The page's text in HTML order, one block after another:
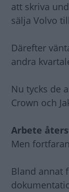
att skriva
sälja Volvo
Därefter
andra
Nu tycks de
Crown och
Arbete
Men
Bland annat